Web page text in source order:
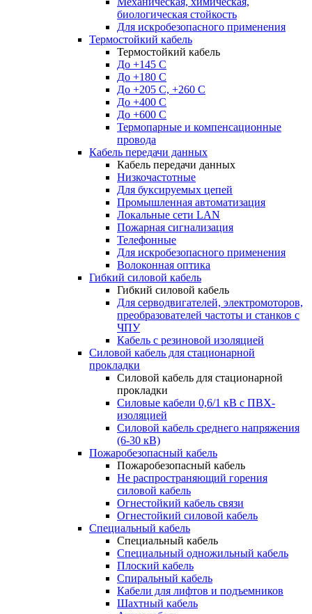
биологическая стойкость
Для искробезопасного применения
Термостойкий кабель
Термостойкий кабель
До +145 С
До +180 C
До +205 С, +260 С
До +400 C
До +600 С
Термопарные и компенсационные
провода
Кабель передачи данных
Кабель передачи данных
Низкочастотные
Для буксируемых цепей
Промышленная автоматизация
Локальные сети LAN
Пожарная сигнализация
Телефонные
Для искробезопасного применения
Волоконная оптика
Гибкий силовой кабель
Гибкий силовой кабель
Для серводвигателей, электромоторов,
преобразователей частоты и станков с
ЧПУ
Кабель с резиновой изоляцией
Силовой кабель для стационарной
прокладки
Силовой кабель для стационарной
прокладки
Силовые кабели 0,6/1 кВ с ПВХ-
изоляцией
Силовой кабель среднего напряжения
(6-30 кВ)
Пожаробезопасный кабель
Пожаробезопасный кабель
Не распространяющий горения
силовой кабель
Огнестойкий кабель связи
Огнестойкий силовой кабель
Специальный кабель
Специальный кабель
Специальный одножильный кабель
Плоский кабель
Спиральный кабель
Кабели для лифтов и подъемников
Шахтный кабель